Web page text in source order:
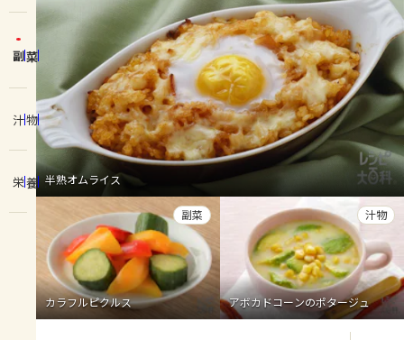
ホーム
コンテンツ
レシピ
トーク
よくあるお問い合わせ
お買い物
人気の食材・レシピ
きゅうり なす トマト
とうもろこし
ピーマン
みょうが ゴーヤ
副菜
汁物
栄養 半熟オムライス
カラフルピクルス
副菜
アボカドコーンのポタージュ
汁物